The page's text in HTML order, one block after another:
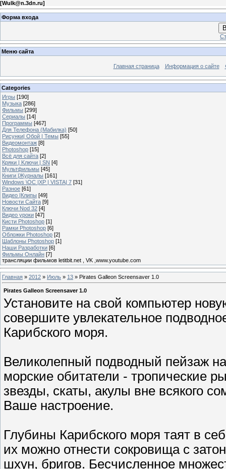
[Wulk@n.3dn.ru]
Форма входа
Меню сайта
Главная страница Информация о сайте
Categories
Игры [190]
Музыка [286]
Фильмы [299]
Сериалы [14]
Программы [467]
Для Телефона (Мабилка) [50]
Рисунки| Обой | Темы [55]
Видеомонтаж [8]
Photoshop [15]
Всё для сайта [2]
Кряки | Kлючи | SN [4]
Мультфильмы [45]
Книги |Журналы [161]
Windows \OC |XP | VISTA| 7 [31]
Разное [61]
Видео |Клипы [49]
Новости Сайта [9]
Ключи Nod 32 [4]
Видео уроки [47]
Кисти Photoshop [1]
Рамки Photoshop [6]
Обложки Photoshop [2]
Шаблоны Photoshop [1]
Наши Разработки [6]
Фильмы Онлайн [7]
трансляции фильмов letitbit.net , VK ,www.youtube.com
Главная » 2012 » Июль » 13 » Pirates Galleon Screensaver 1.0
Pirates Galleon Screensaver 1.0
Установите на свой компьютер
совершите увлекательное
Карибского моря.
Великолепный подводный пейзаж
морские обитатели - тропические
звезды, скаты, акулы вне всякого
Ваше настроение.
Глубины Карибского моря таят в
их можно отнести сокровища с
шхун, бригов. Бесчисленное